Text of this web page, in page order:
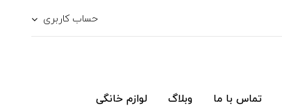
حساب کاربری
تماس با ما وبلاگ لوازم خانگی